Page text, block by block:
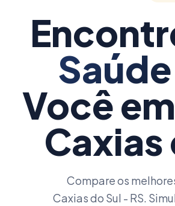
Saúde
Você
Caxias
Compare os
Caxias do Sul - RS.